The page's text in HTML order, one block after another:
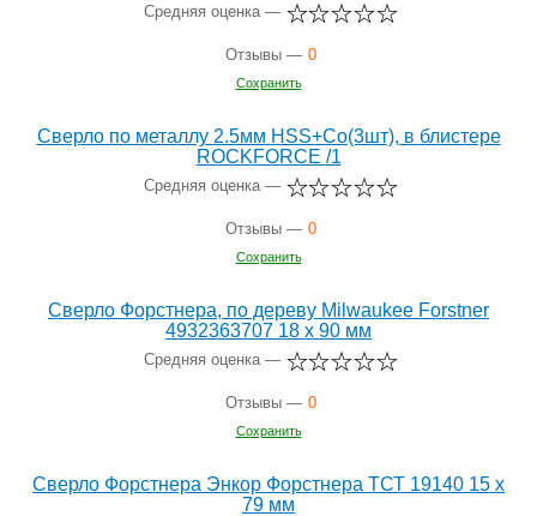
Средняя оценка —
Отзывы — 0
Сохранить
Сверло по металлу 2.5мм HSS+Co(3шт), в блистере
ROCKFORCE /1
Средняя оценка —
Отзывы — 0
Сохранить
Сверло Форстнера, по дереву Milwaukee Forstner
4932363707 18 x 90 мм
Средняя оценка —
Отзывы — 0
Сохранить
Сверло Форстнера Энкор Форстнера ТСТ 19140 15 x
79 мм